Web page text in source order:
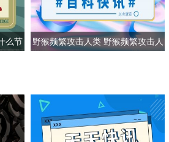
么节
野猴频繁攻击人类 野猴频繁攻击人